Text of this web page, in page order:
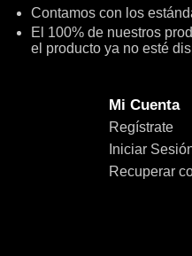
Contamos con los
El 100% de nuestros
el producto ya no esté
Mi Cuenta
Regístrate
Iniciar
Recuperar